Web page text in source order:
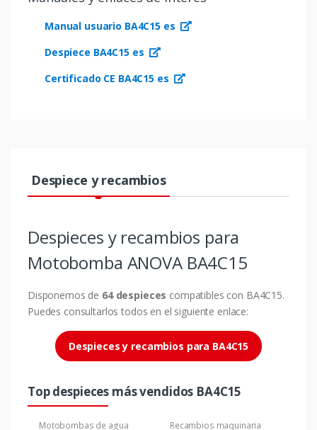
Manual usuario BA4C15 es
Despiece BA4C15 es
Certificado CE BA4C15 es
Despiece y recambios
Despieces y recambios para
Motobomba ANOVA BA4C15
Disponemos de 64 despieces compatibles con BA4C15.
Puedes consultarlos todos en el siguiente enlace:
Despieces y recambios para BA4C15
Top despieces más vendidos BA4C15
Motobombas de agua Recambios maquinaria